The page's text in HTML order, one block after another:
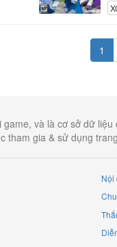
1
và là cơ sở dữ
tham gia & sử dụng
Nội